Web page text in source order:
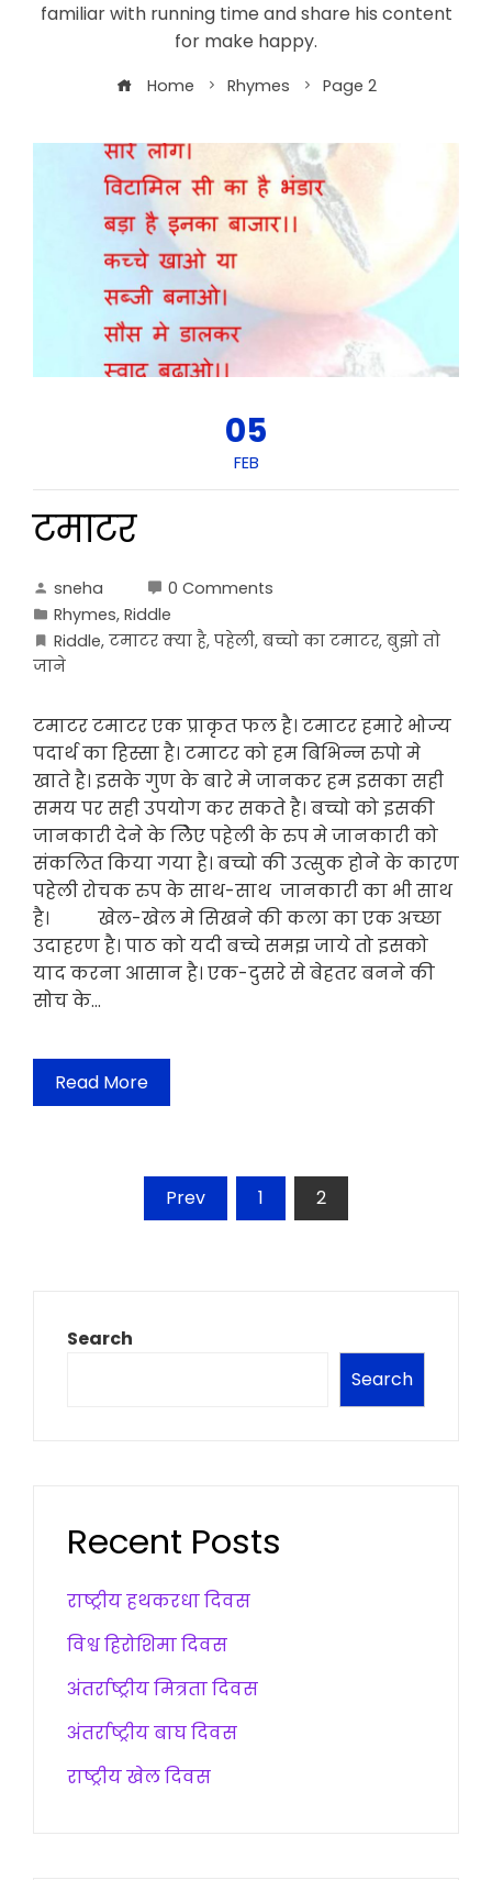
familiar with running time and share his content
for make happy.
Home Rhymes Page 2
05
FEB
टमाटर
sneha
0 Comments
Rhymes, Riddle
Riddle, टमाटर क्या है, पहेली, बच्चो का टमाटर, बुझो तो
जाने
टमाटर टमाटर एक प्राकृत फल है। टमाटर हमारे भोज्य
पदार्थ का हिस्सा है। टमाटर को हम बिभिन्न रुपो मे
खाते है। इसके गुण के बारे मे जानकर हम इसका सही
समय पर सही उपयोग कर सकते है। बच्चो को इसकी
जानकारी देने के लिेए पहेली के रुप मे जानकारी को
संकलित किया गया है। बच्चो की उत्सुक होने के कारण
पहेली रोचक रुप के साथ-साथ जानकारी का भी साथ
है। खेल-खेल मे सिखने की कला का एक अच्छा
उदाहरण है। पाठ को यदी बच्चे समझ जाये तो इसको
याद करना आसान है। एक-दुसरे से बेहतर बनने की
सोच के…
Read More
pagination
Prev 1 2
Search
Search
Recent Posts
राष्ट्रीय हथकरधा दिवस
विश्व हिरोशिमा दिवस
अंतर्राष्ट्रीय मित्रता दिवस
अंतर्राष्ट्रीय बाघ दिवस
राष्ट्रीय खेल दिवस